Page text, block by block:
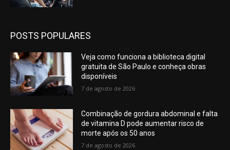
POSTS POPULARES
Veja como funciona a biblioteca digital
gratuita de São Paulo e conheça obras
disponíveis
7 de agosto de 2026
Combinação de gordura abdominal e falta
de vitamina D pode aumentar risco de
morte após os 50 anos
7 de agosto de 2026